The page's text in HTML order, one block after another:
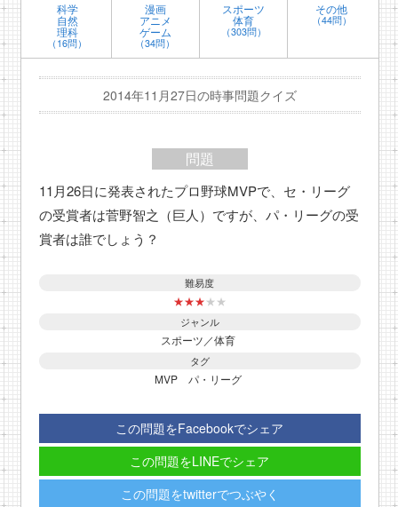
科学
自然
理科
（16問）
漫画
アニメ
ゲーム
（34問）
スポーツ
体育
（303問）
その他
（44問）
2014年11月27日の時事問題クイズ
問題
11月26日に発表されたプロ野球MVPで、セ・リーグ
の受賞者は菅野智之（巨人）ですが、パ・リーグの受
賞者は誰でしょう？
難易度
★★★★ ★
ジャンル
スポーツ／体育
タグ
MVP パ・リーグ
この問題をFacebookでシェア
この問題をLINEでシェア
この問題をtwitterでつぶやく